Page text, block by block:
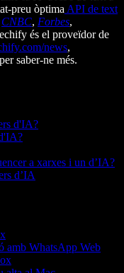
preu òptima API de text
CNBC, Forbes,
és el proveïdor de
news,
per saber-ne més.
d'IA?
a xarxes i un d’IA?
d’IA
amb WhatsApp Web